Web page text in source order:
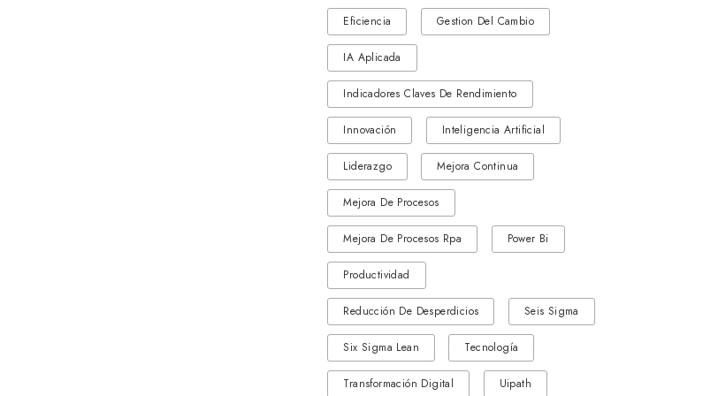
Eficiencia Gestion Del Cambio
IA Aplicada
Indicadores Claves De Rendimiento
Innovación Inteligencia Artificial
Liderazgo Mejora Continua
Mejora De Procesos
Mejora De Procesos Rpa Power Bi
Productividad
Reducción De Desperdicios Seis Sigma
Six Sigma Lean Tecnología
Transformación Digital Uipath